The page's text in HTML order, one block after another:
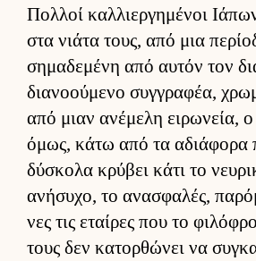
Πολ­λοί καλ­λιερ­γημένοι
στα νιάτα τους, από μια
σημαδεμένη από αυ­τόν τον
δια­νοού­μενο συγ­γραφέα,
από μιαν ανέμελη ει­ρωνεία,
όμως, κάτω από τα αδιάφορα
δύσκολα κρύβει κάτι το
ανήσυχο, το ανασφαλές,
νες τις εταί­ρες που το
τους δεν κατορ­θώνει να